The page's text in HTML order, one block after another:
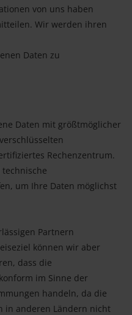
von uns haben
Wir werden ihren
Daten zu
Daten mit größtmöglicher
Rechenzentrum.
um Ihre Daten möglichst
Partnern
können wir aber
dass die
im Sinne der
handeln, da die
in anderen Ländern nicht